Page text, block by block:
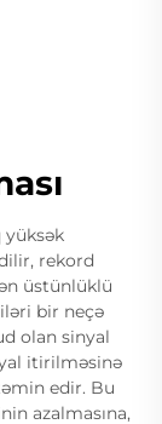
yüksək
rekord
üstünlüklü
bir neçə
olan sinyal
itirilməsinə
edir. Bu
azalmasına,